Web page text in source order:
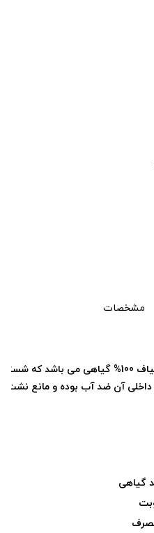
مشخصات
شورت بهداشتی تادو تولید شده
داخلی آن ضد آب بوده و مانع